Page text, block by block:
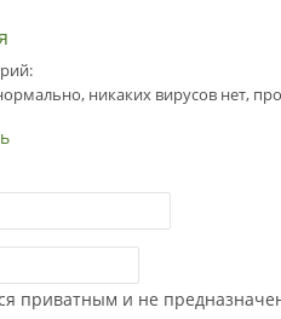
никаких вирусов нет,
приватным и не